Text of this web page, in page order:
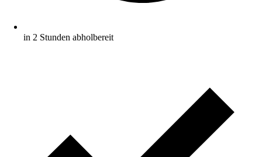
in 2 Stunden abholbereit